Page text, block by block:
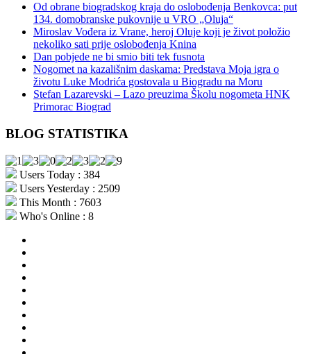
Od obrane biogradskog kraja do oslobođenja Benkovca: put
134. domobranske pukovnije u VRO „Oluja“
Miroslav Vođera iz Vrane, heroj Oluje koji je život položio
nekoliko sati prije oslobođenja Knina
Dan pobjede ne bi smio biti tek fusnota
Nogomet na kazališnim daskama: Predstava Moja igra o
životu Luke Modrića gostovala u Biogradu na Moru
Stefan Lazarevski – Lazo preuzima Školu nogometa HNK
Primorac Biograd
BLOG STATISTIKA
Users Today : 384
Users Yesterday : 2509
This Month : 7603
Who's Online : 8